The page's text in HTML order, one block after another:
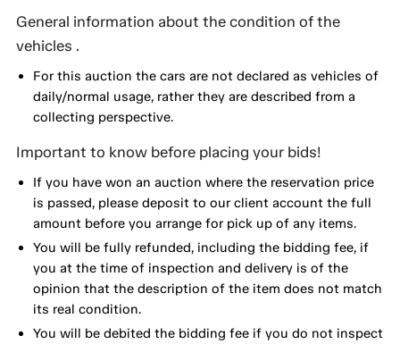
General information about the condition of the
vehicles .
For this auction the cars are not declared as vehicles of
daily/normal usage, rather they are described from a
collecting perspective.
Important to know before placing your bids!
If you have won an auction where the reservation price
is passed, please deposit to our client account the full
amount before you arrange for pick up of any items.
You will be fully refunded, including the bidding fee, if
you at the time of inspection and delivery is of the
opinion that the description of the item does not match
its real condition.
You will be debited the bidding fee if you do not inspect